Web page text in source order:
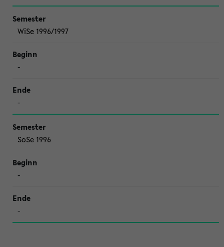
WiSe 1996/1997
-
-
SoSe 1996
-
-